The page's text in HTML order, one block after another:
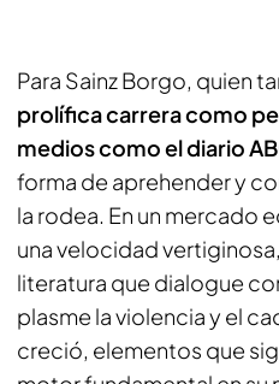
Para Sainz Borgo, quien
prolífica carrera como
medios como el diario
forma de aprehender y
la rodea. En un mercado
una velocidad
literatura que dialogue
plasme la violencia y el
creció, elementos que